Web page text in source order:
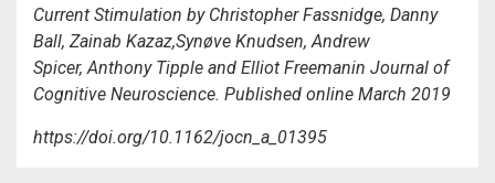
Current Stimulation by Christopher Fassnidge, Danny
Ball, Zainab Kazaz,Synøve Knudsen, Andrew
Spicer, Anthony Tipple and Elliot Freemanin Journal of
Cognitive Neuroscience. Published online March 2019
https://doi.org/10.1162/jocn_a_01395